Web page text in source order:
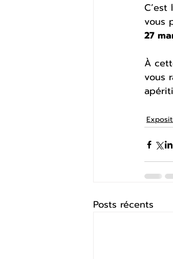
vous
27
À
vous
Posts récents